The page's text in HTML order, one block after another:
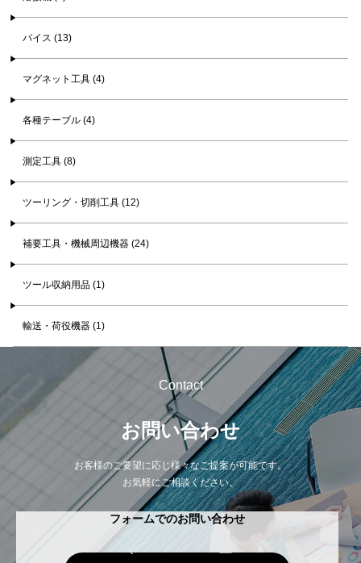
バイス (13)
マグネット工具 (4)
各種テーブル (4)
測定工具 (8)
ツーリング・切削工具 (12)
補要工具・機械周辺機器 (24)
ツール収納用品 (1)
輸送・荷役機器 (1)
Contact
お問い合わせ
お客様のご要望に応じ様々なご提案が可能です。
お気軽にご相談ください。
フォームでのお問い合わせ